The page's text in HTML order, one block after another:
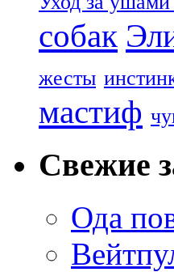
собак
жесты
мастиф
Свежие
Ода